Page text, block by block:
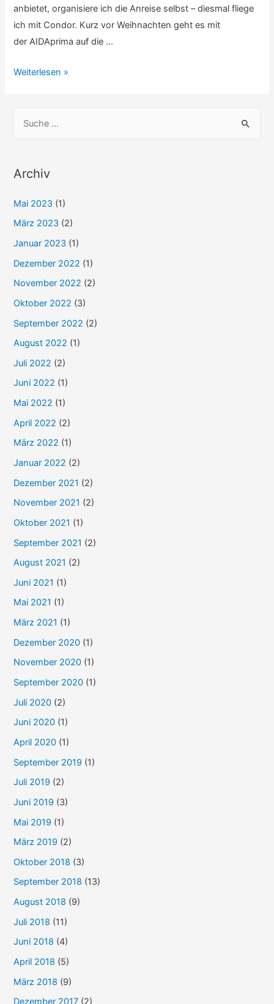
anbietet, organisiere ich die Anreise selbst – diesmal fliege
ich mit Condor. Kurz vor Weihnachten geht es mit
der AIDAprima auf die …
Weihnachts-
Weiterlesen »
h
n
n
a
c
Archiv
Mai 2023 (1)
März 2023 (2)
Januar 2023 (1)
Dezember 2022 (1)
November 2022 (2)
Oktober 2022 (3)
September 2022 (2)
August 2022 (1)
Juli 2022 (2)
Juni 2022 (1)
Mai 2022 (1)
April 2022 (2)
März 2022 (1)
Januar 2022 (2)
Dezember 2021 (2)
November 2021 (2)
Oktober 2021 (1)
September 2021 (2)
August 2021 (2)
Juni 2021 (1)
Mai 2021 (1)
März 2021 (1)
Dezember 2020 (1)
November 2020 (1)
September 2020 (1)
Juli 2020 (2)
Juni 2020 (1)
April 2020 (1)
September 2019 (1)
Juli 2019 (2)
Juni 2019 (3)
Mai 2019 (1)
März 2019 (2)
Oktober 2018 (3)
September 2018 (13)
August 2018 (9)
Juli 2018 (11)
Juni 2018 (4)
April 2018 (5)
März 2018 (9)
Dezember 2017 (2)